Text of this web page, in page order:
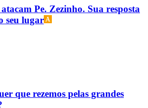
Pe. Zezinho. Sua resposta
seu lugar
que rezemos pelas grandes